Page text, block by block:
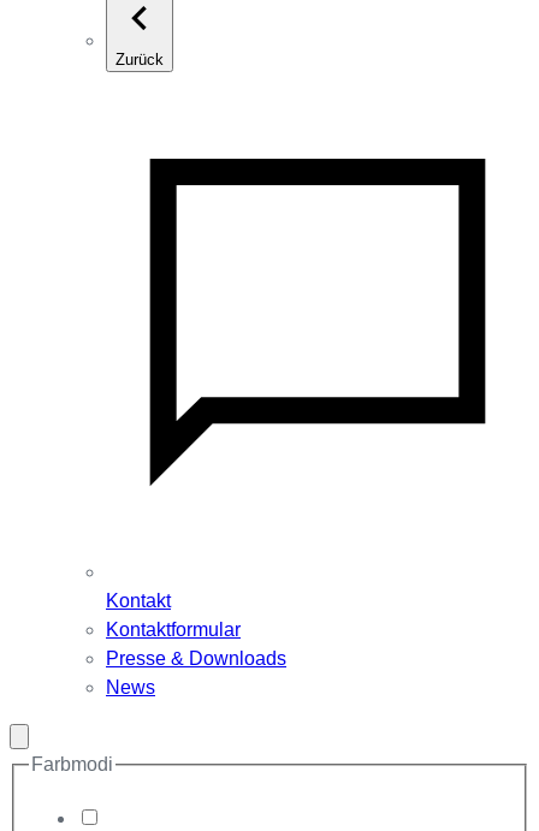
Zurück
Kontakt
Kontaktformular
Presse & Downloads
News
schließen
Farbmodi